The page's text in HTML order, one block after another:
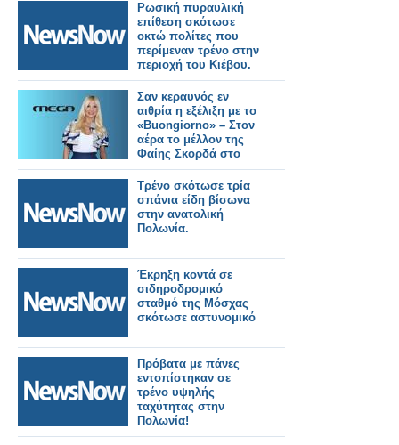
Ρωσική πυραυλική
επίθεση σκότωσε
οκτώ πολίτες που
περίμεναν τρένο στην
περιοχή του Κιέβου.
Σαν κεραυνός εν
αιθρία η εξέλιξη με το
«Buongiorno» – Στον
αέρα το μέλλον της
Φαίης Σκορδά στο
MEGA... Όλο το
ρεπορτάζ
Τρένο σκότωσε τρία
σπάνια είδη βίσωνα
στην ανατολική
Πολωνία.
Έκρηξη κοντά σε
σιδηροδρομικό
σταθμό της Μόσχας
σκότωσε αστυνομικό
Πρόβατα με πάνες
εντοπίστηκαν σε
τρένο υψηλής
ταχύτητας στην
Πολωνία!